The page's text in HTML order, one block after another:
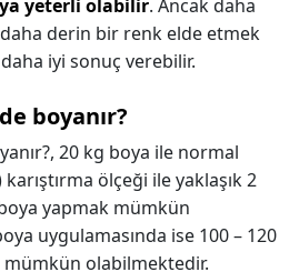
yeterli olabilir. Ancak daha
daha derin bir renk elde etmek
iyi sonuç verebilir.
boyanır?
20 kg boya ile normal
ölçeği ile yaklaşık 2
yapmak mümkün
uygulamasında ise 100 – 120
olabilmektedir.